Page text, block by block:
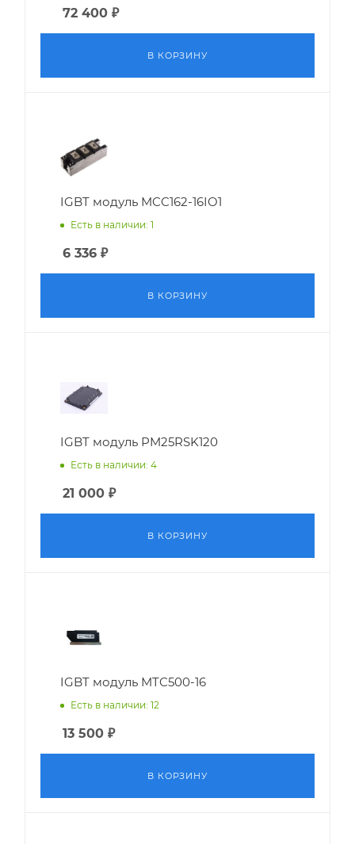
72 400 ₽
В КОРЗИНУ
IGBT модуль MCC162-16IO1
Есть в наличии: 1
6 336 ₽
В КОРЗИНУ
IGBT модуль PM25RSK120
Есть в наличии: 4
21 000 ₽
В КОРЗИНУ
IGBT модуль MTC500-16
Есть в наличии: 12
13 500 ₽
В КОРЗИНУ